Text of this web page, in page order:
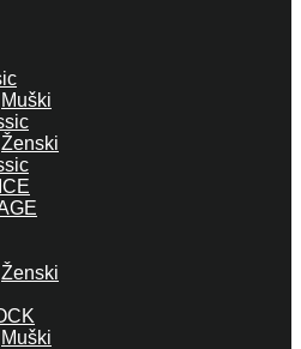
Muški
Ženski
Ženski
Muški